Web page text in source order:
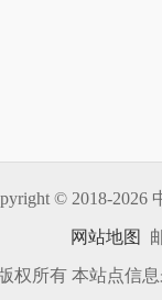
© 2018-2026
网站地图
权所有 本站点信